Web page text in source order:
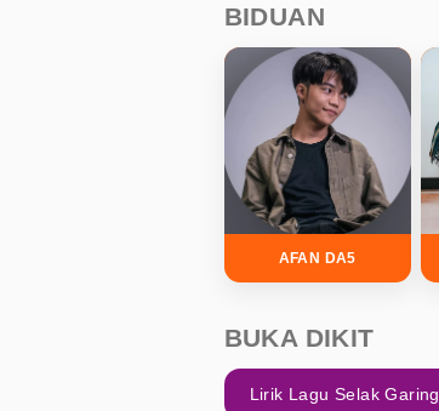
BIDUAN
AFAN DA5
BUKA DIKIT
Lirik Lagu Selak Garing